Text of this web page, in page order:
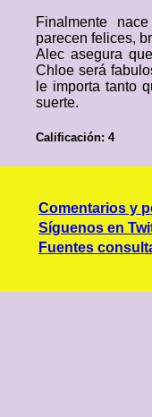
Finalmente
parecen felices,
Alec asegura
Chloe será
le importa tanto
suerte.
Calificación: 4
Comentarios y
Síguenos en
Fuentes